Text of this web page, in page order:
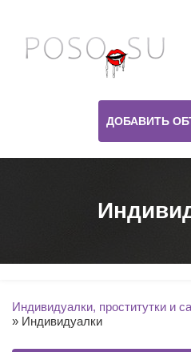
ДОБАВИТЬ
Индивидуалки, проститутки и
» Индивидуалки